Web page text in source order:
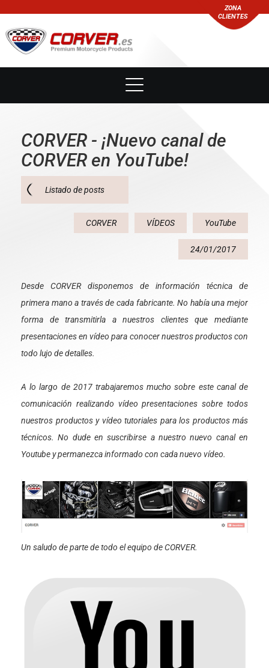
ZONA
CLIENTES
CORVER - ¡Nuevo canal de
CORVER en YouTube!
Listado de posts
CORVER VÍDEOS YouTube
24/01/2017
Desde CORVER disponemos de información técnica de
primera mano a través de cada fabricante. No había una mejor
forma de transmitirla a nuestros clientes que mediante
presentaciones en vídeo para conocer nuestros productos con
todo lujo de detalles.
A lo largo de 2017 trabajaremos mucho sobre este canal de
comunicación realizando vídeo presentaciones sobre todos
nuestros productos y vídeo tutoriales para los productos más
técnicos. No dude en suscribirse a nuestro nuevo canal en
Youtube y permanezca informado con cada nuevo vídeo.
Un saludo de parte de todo el equipo de CORVER.